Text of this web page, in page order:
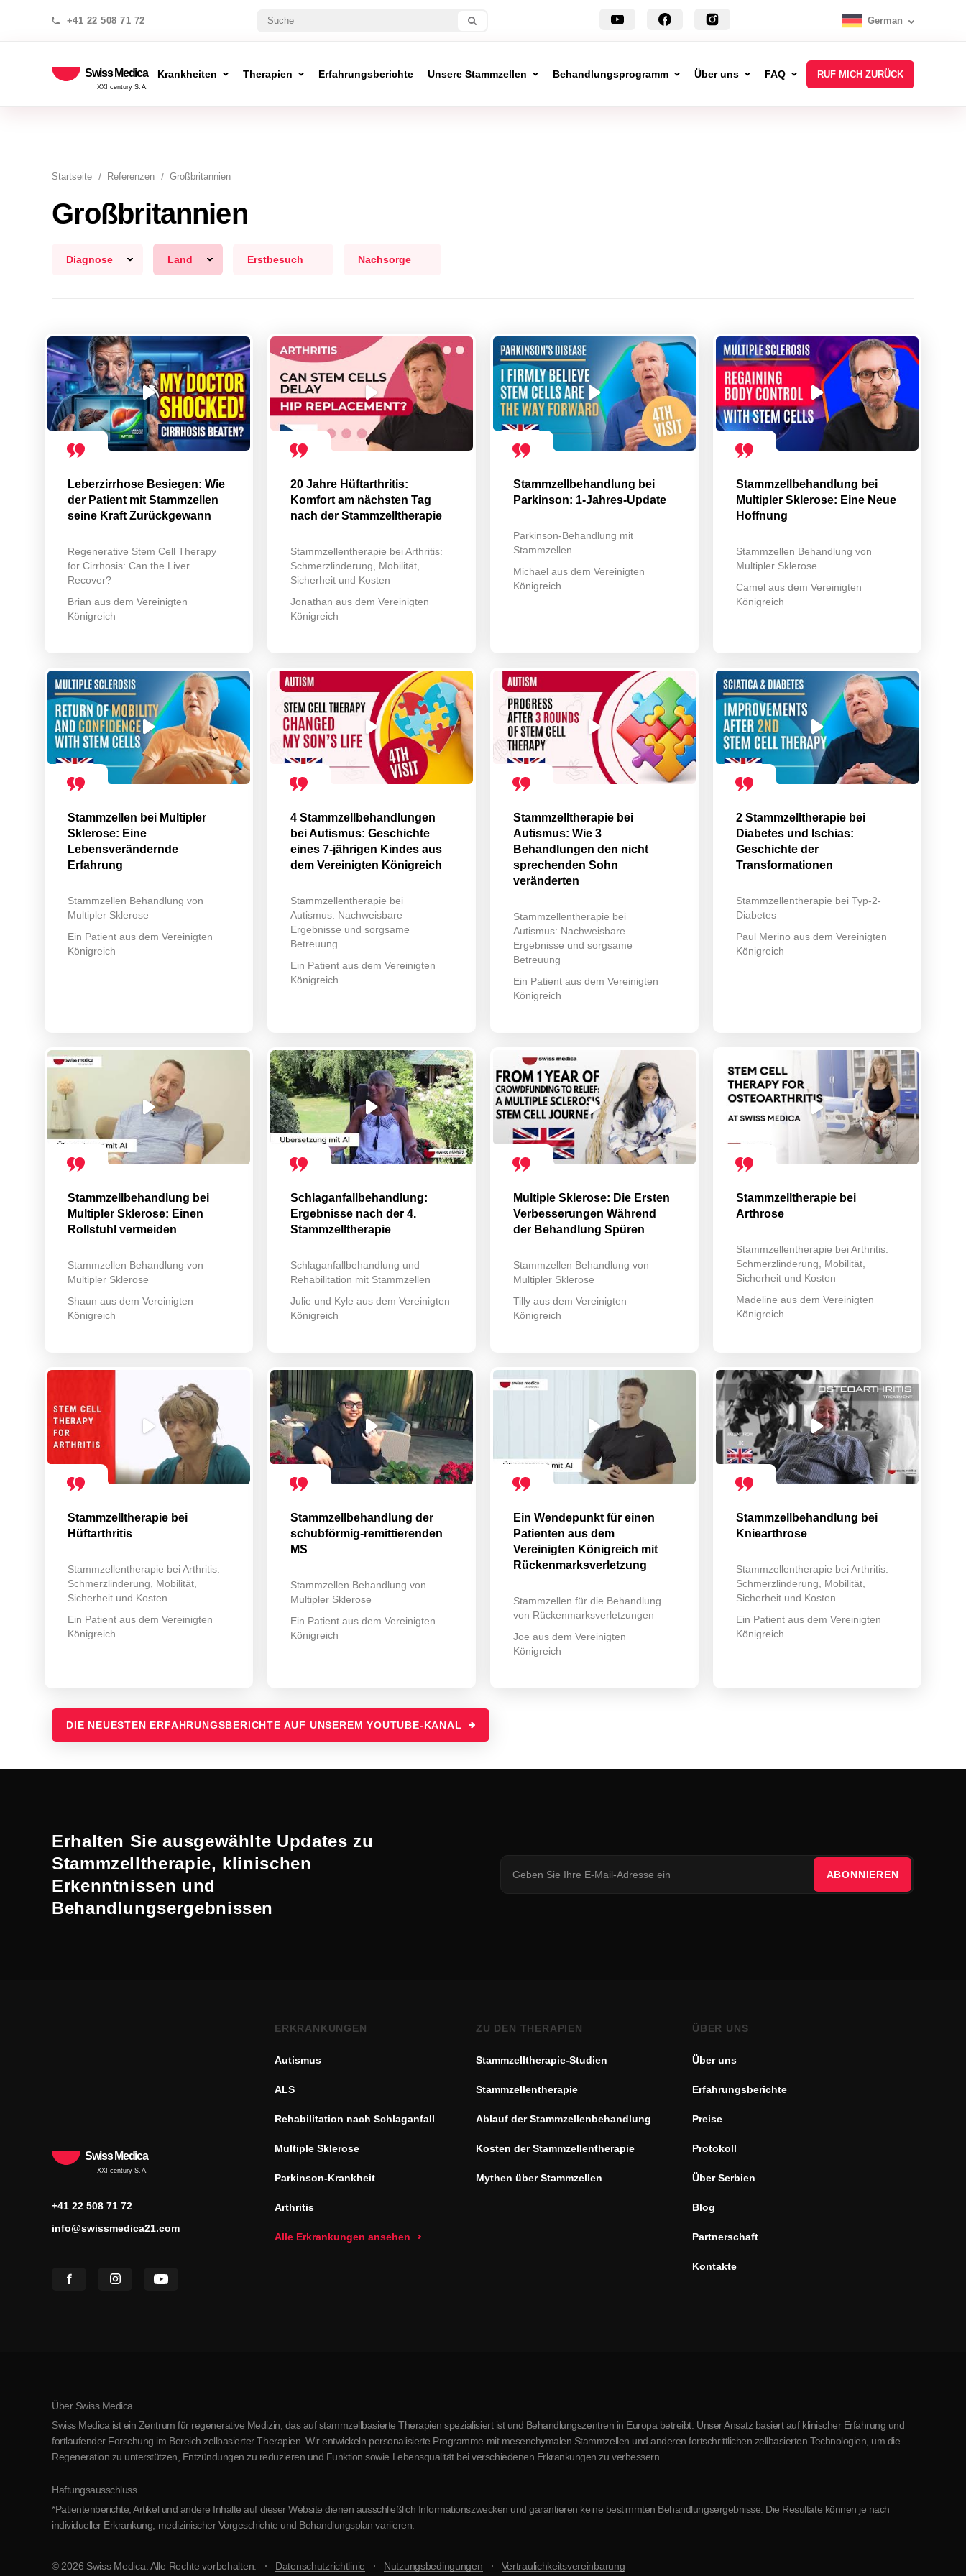
+41 22 508 71 72 German
Swiss Medica
XXI century S.A.
Krankheiten Therapien Erfahrungsberichte Unsere Stammzellen Behandlungsprogramm Über uns FAQ RUF MICH ZURÜCK
Startseite Referenzen Großbritannien
Großbritannien
Diagnose Land Erstbesuch Nachsorge
Leberzirrhose Besiegen: Wie
der Patient mit Stammzellen
seine Kraft Zurückgewann
Regenerative Stem Cell Therapy
for Cirrhosis: Can the Liver
Recover?
Brian aus dem Vereinigten
Königreich
20 Jahre Hüftarthritis:
Komfort am nächsten Tag
nach der Stammzelltherapie
Stammzellentherapie bei Arthritis:
Schmerzlinderung, Mobilität,
Sicherheit und Kosten
Jonathan aus dem Vereinigten
Königreich
Stammzellbehandlung bei
Parkinson: 1-Jahres-Update
Parkinson-Behandlung mit
Stammzellen
Michael aus dem Vereinigten
Königreich
Stammzellbehandlung bei
Multipler Sklerose: Eine Neue
Hoffnung
Stammzellen Behandlung von
Multipler Sklerose
Camel aus dem Vereinigten
Königreich
Stammzellen bei Multipler
Sklerose: Eine
Lebensverändernde
Erfahrung
Stammzellen Behandlung von
Multipler Sklerose
Ein Patient aus dem Vereinigten
Königreich
4 Stammzellbehandlungen
bei Autismus: Geschichte
eines 7-jährigen Kindes aus
dem Vereinigten Königreich
Stammzellentherapie bei
Autismus: Nachweisbare
Ergebnisse und sorgsame
Betreuung
Ein Patient aus dem Vereinigten
Königreich
Stammzelltherapie bei
Autismus: Wie 3
Behandlungen den nicht
sprechenden Sohn
veränderten
Stammzellentherapie bei
Autismus: Nachweisbare
Ergebnisse und sorgsame
Betreuung
Ein Patient aus dem Vereinigten
Königreich
2 Stammzelltherapie bei
Diabetes und Ischias:
Geschichte der
Transformationen
Stammzellentherapie bei Typ-2-
Diabetes
Paul Merino aus dem Vereinigten
Königreich
Stammzellbehandlung bei
Multipler Sklerose: Einen
Rollstuhl vermeiden
Stammzellen Behandlung von
Multipler Sklerose
Shaun aus dem Vereinigten
Königreich
Schlaganfallbehandlung:
Ergebnisse nach der 4.
Stammzelltherapie
Schlaganfallbehandlung und
Rehabilitation mit Stammzellen
Julie und Kyle aus dem Vereinigten
Königreich
Multiple Sklerose: Die Ersten
Verbesserungen Während
der Behandlung Spüren
Stammzellen Behandlung von
Multipler Sklerose
Tilly aus dem Vereinigten
Königreich
Stammzelltherapie bei
Arthrose
Stammzellentherapie bei Arthritis:
Schmerzlinderung, Mobilität,
Sicherheit und Kosten
Madeline aus dem Vereinigten
Königreich
Stammzelltherapie bei
Hüftarthritis
Stammzellentherapie bei Arthritis:
Schmerzlinderung, Mobilität,
Sicherheit und Kosten
Ein Patient aus dem Vereinigten
Königreich
Stammzellbehandlung der
schubförmig-remittierenden
MS
Stammzellen Behandlung von
Multipler Sklerose
Ein Patient aus dem Vereinigten
Königreich
Ein Wendepunkt für einen
Patienten aus dem
Vereinigten Königreich mit
Rückenmarksverletzung
Stammzellen für die Behandlung
von Rückenmarksverletzungen
Joe aus dem Vereinigten
Königreich
Stammzellbehandlung bei
Kniearthrose
Stammzellentherapie bei Arthritis:
Schmerzlinderung, Mobilität,
Sicherheit und Kosten
Ein Patient aus dem Vereinigten
Königreich
DIE NEUESTEN ERFAHRUNGSBERICHTE AUF UNSEREM YOUTUBE-KANAL
Erhalten Sie ausgewählte Updates zu
Stammzelltherapie, klinischen
Erkenntnissen und
Behandlungsergebnissen
ABONNIEREN
Swiss Medica
XXI century S.A.
+41 22 508 71 72
info@swissmedica21.com
ERKRANKUNGEN
Autismus
ALS
Rehabilitation nach Schlaganfall
Multiple Sklerose
Parkinson-Krankheit
Arthritis
Alle Erkrankungen ansehen
ZU DEN THERAPIEN
Stammzelltherapie-Studien
Stammzellentherapie
Ablauf der Stammzellenbehandlung
Kosten der Stammzellentherapie
Mythen über Stammzellen
ÜBER UNS
Über uns
Erfahrungsberichte
Preise
Protokoll
Über Serbien
Blog
Partnerschaft
Kontakte
Über Swiss Medica
Swiss Medica ist ein Zentrum für regenerative Medizin, das auf stammzellbasierte Therapien spezialisiert ist und Behandlungszentren in Europa betreibt. Unser Ansatz basiert auf klinischer Erfahrung und
fortlaufender Forschung im Bereich zellbasierter Therapien. Wir entwickeln personalisierte Programme mit mesenchymalen Stammzellen und anderen fortschrittlichen zellbasierten Technologien, um die
Regeneration zu unterstützen, Entzündungen zu reduzieren und Funktion sowie Lebensqualität bei verschiedenen Erkrankungen zu verbessern.
Haftungsausschluss
*Patientenberichte, Artikel und andere Inhalte auf dieser Website dienen ausschließlich Informationszwecken und garantieren keine bestimmten Behandlungsergebnisse. Die Resultate können je nach
individueller Erkrankung, medizinischer Vorgeschichte und Behandlungsplan variieren.
© 2026 Swiss Medica. Alle Rechte vorbehalten. Datenschutzrichtlinie Nutzungsbedingungen Vertraulichkeitsvereinbarung